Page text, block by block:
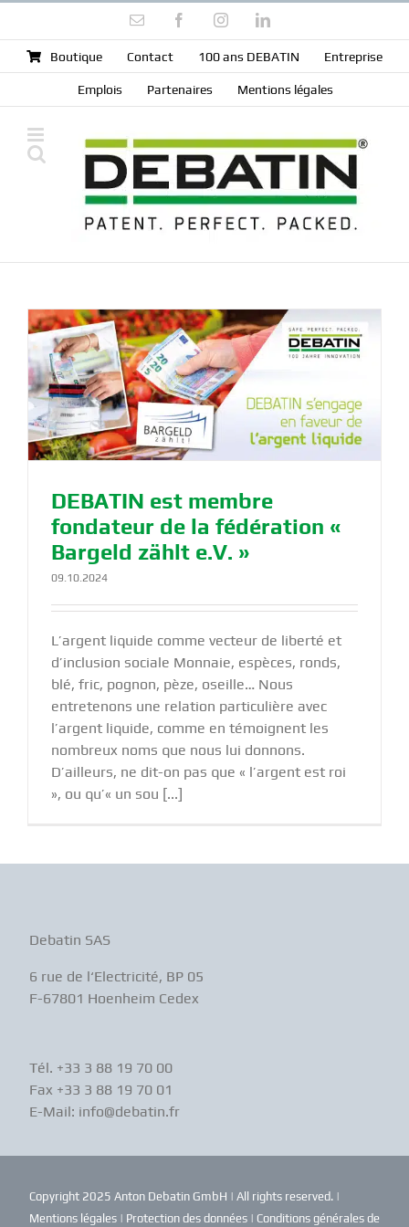
content
Email FacebookInstagramLinkedIn
Boutique Contact 100 ans DEBATIN Entreprise
Emplois Partenaires Mentions légales
DEBATIN est membre
fondateur de la fédération «
Bargeld zählt e.V. »
09.10.2024
L’argent liquide comme vecteur de liberté et
d’inclusion sociale Monnaie, espèces, ronds,
blé, fric, pognon, pèze, oseille… Nous
entretenons une relation particulière avec
l’argent liquide, comme en témoignent les
nombreux noms que nous lui donnons.
D’ailleurs, ne dit-on pas que « l’argent est roi
», ou qu’« un sou [...]
Debatin SAS
6 rue de l‘Electricité, BP 05
F-67801 Hoenheim Cedex
Tél. +33 3 88 19 70 00
Fax +33 3 88 19 70 01
E-Mail: info@debatin.fr
Copyright 2025 Anton Debatin GmbH | All rights reserved. |
Mentions légales| Protection des données| Conditions générales de